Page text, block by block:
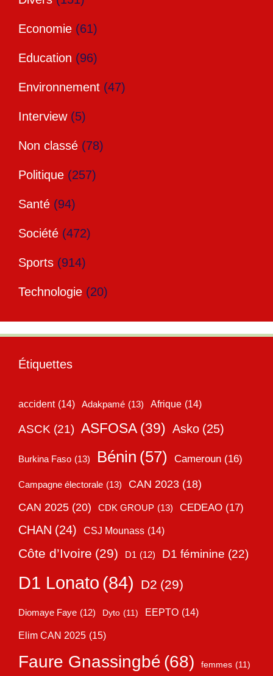
Economie (61)
Education (96)
Environnement (47)
Interview(5)
Non classé (78)
Politique (257)
Santé (94)
Société (472)
Sports (914)
Technologie (20)
Étiquettes
accident (14) Adakpamé (13) Afrique (14)
ASCK (21) ASFOSA (39) Asko (25)
Burkina Faso (13) Bénin (57) Cameroun (16)
Campagne électorale (13) CAN 2023 (18)
CAN 2025 (20) CDK GROUP (13) CEDEAO (17)
CHAN (24) CSJ Mounass (14)
Côte d’Ivoire (29) D1 (12) D1 féminine (22)
D1 Lonato (84) D2 (29)
Diomaye Faye (12) Dyto (11) EEPTO (14)
Elim CAN 2025 (15)
Faure Gnassingbé (68) femmes (11)